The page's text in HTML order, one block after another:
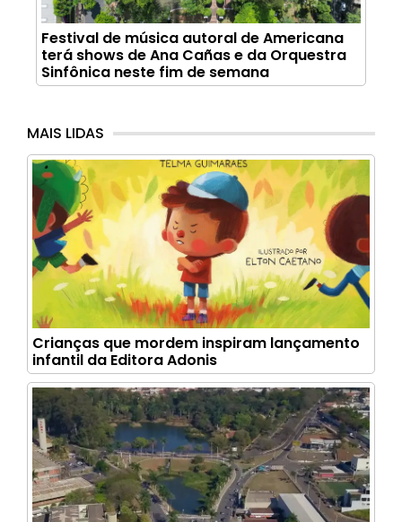
Festival de música autoral de Americana
terá shows de Ana Cañas e da Orquestra
Sinfônica neste fim de semana
MAIS LIDAS
Crianças que mordem inspiram lançamento
infantil da Editora Adonis